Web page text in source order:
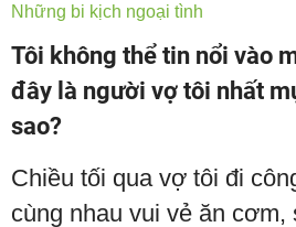
Những bi kịch ngoại tình
Tôi không thể tin nổi vào
đây là người vợ tôi nhất
sao?
Chiều tối qua vợ tôi đi
cùng nhau vui vẻ ăn cơm,